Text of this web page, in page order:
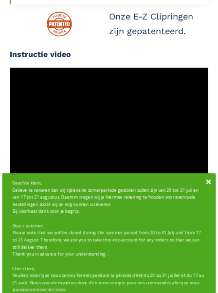
Onze E-Z Clipringen
zijn gepatenteerd.
Instructie video
Geachte klant,
Gelieve te noteren dat wij tijdens de zomerperiode gesloten zullen zijn van 20 tot 31 juli en
van 17 tot 21 augustus. Daarom vragen wij je hiermee rekening te houden voor eventuele
bestellingen zodat wij ze nog kunnen uitleveren.
Bij voorbaat dank voor je begrip.
Dear customer,
Please note that we will be closed during the summer period from 20 to 31 July and from 17
to 21 August. Therefore, we ask you to take this into account for any orders so that we can
still deliver them.
Thank you in advance for your understanding.
Cher client,
Veuillez noter que nous serons fermés pendant la période d’été du 20 au 31 juillet et du 17 au
21 août. Nous vous demandons donc d'en tenir compte pour vos commandes afin que nous
puissions encore les livrer.